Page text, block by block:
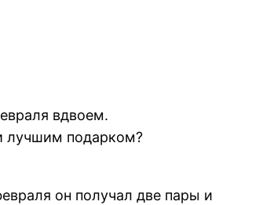
вдвоем.
лучшим подарком?
он получал две пары и